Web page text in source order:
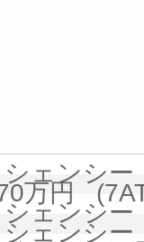
シェンシ
万円
シェンシ
シェンシ